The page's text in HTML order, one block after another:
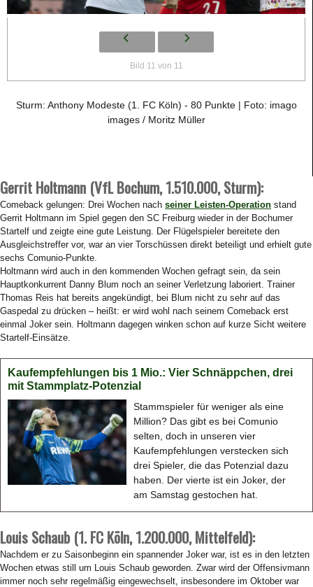
Bild 11 von 11
Sturm: Anthony Modeste (1. FC Köln) - 80 Punkte | Foto: imago
images / Moritz Müller
Gerrit Holtmann (VfL Bochum, 1.510.000, Sturm):
Comeback gelungen: Drei Wochen nach seiner Leisten-Operation stand
Gerrit Holtmann im Spiel gegen den SC Freiburg wieder in der Bochumer
Startelf und zeigte eine gute Leistung. Der Flügelspieler bereitete den
Ausgleichstreffer vor, war an vier Torschüssen direkt beteiligt und erhielt gute
sechs Comunio-Punkte.
Holtmann wird auch in den kommenden Wochen gefragt sein, da sein
Hauptkonkurrent Danny Blum noch an seiner Verletzung laboriert. Trainer
Thomas Reis hat bereits angekündigt, bei Blum nicht zu sehr auf das
Gaspedal zu drücken – heißt: er wird wohl nach seinem Comeback erst
einmal Joker sein. Holtmann dagegen winken schon auf kurze Sicht weitere
Startelf-Einsätze.
Kaufempfehlungen bis 1 Mio.: Vier Schnäppchen, drei
mit Stammplatz-Potenzial
Stammspieler für weniger als eine
Million? Das gibt es bei Comunio
selten, doch in unseren vier
Kaufempfehlungen verstecken sich
drei Spieler, die das Potenzial dazu
haben. Der vierte ist ein Joker, der
am Samstag gestochen hat.
Louis Schaub (1. FC Köln, 1.200.000, Mittelfeld):
Nachdem er zu Saisonbeginn ein spannender Joker war, ist es in den letzten
Wochen etwas still um Louis Schaub geworden. Zwar wird der Offensivmann
immer noch sehr regelmäßig eingewechselt, insbesondere im Oktober war